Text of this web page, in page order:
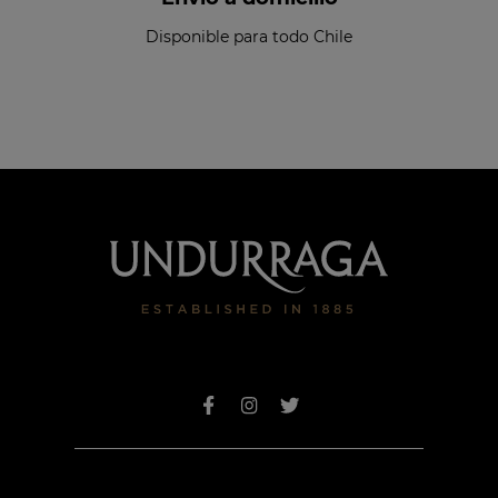
Disponible para todo Chile